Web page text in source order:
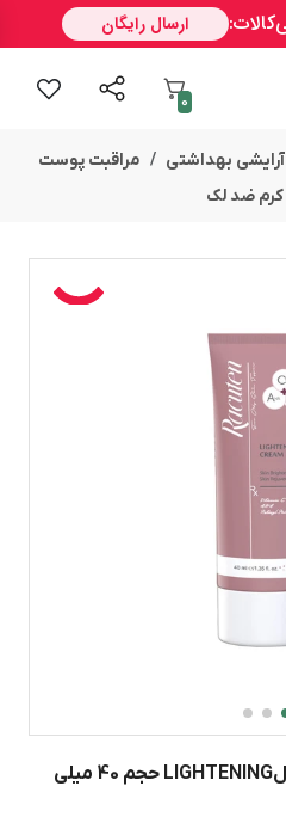
0
آرایشی بهداشتی
مراقبت پوست
کرم ضد لک
کرم روشن کننده راکوتن مدلLIGHTENING حجم 40 میلی